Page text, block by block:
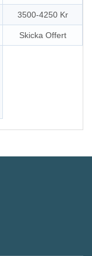
3500-4250 Kr
Skicka Offert